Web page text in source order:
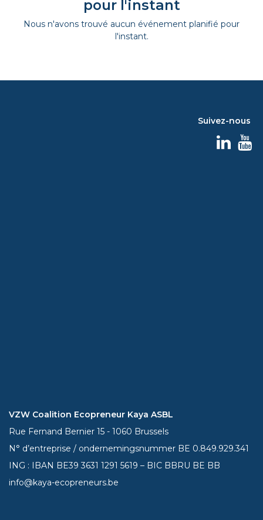
pour l'instant
Nous n'avons trouvé aucun événement planifié pour
l'instant.
Suivez-nous
VZW Coalition Ecopreneur Kaya ASBL
Rue Fernand Bernier 15 - 1060 Brussels
N° d’entreprise / ondernemingsnummer BE 0.849.929.341
ING : IBAN BE393631 1291 5619 – BIC BBRU BE BB
info@kaya-ecopreneurs.be